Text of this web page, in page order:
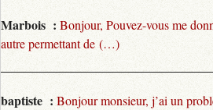
Marbois : Bonjour, Pouvez-vous me
autre permettant de (…)
baptiste : Bonjour monsieur, j’ai un